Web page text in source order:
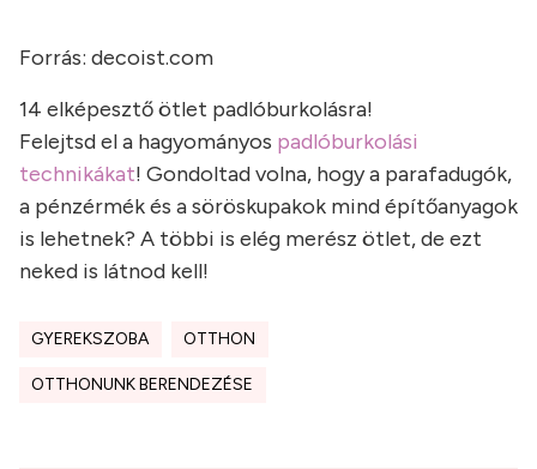
Forrás: decoist.com
14 elképesztő ötlet padlóburkolásra!
Felejtsd el a hagyományos padlóburkolási
technikákat! Gondoltad volna, hogy a parafadugók,
a pénzérmék és a söröskupakok mind építőanyagok
is lehetnek? A többi is elég merész ötlet, de ezt
neked is látnod kell!
GYEREKSZOBA OTTHON
OTTHONUNK BERENDEZÉSE